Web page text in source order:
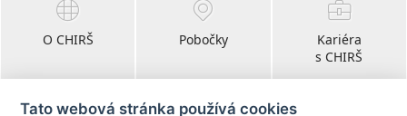
O CHIRŠ Pobočky
Kariéra
s CHIRŠ
Tato webová stránka používá cookies